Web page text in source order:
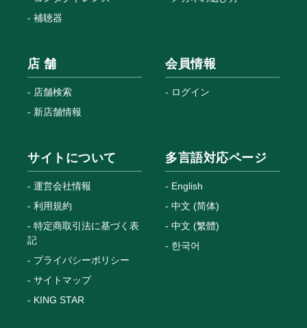
店舗検索
サイトについて
運営会社情報
特定商取引法に基づく表
記
プライバシーポリシー
サイトマップ
KING STAR
中文 (繁體)
한국어